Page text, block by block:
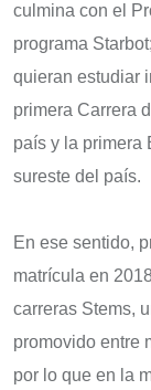
culmina con el
programa
quieran estudiar
primera Carrera
país y la primera
sureste del país.
En ese sentido,
matrícula en
carreras Stems,
promovido entre
por lo que en la